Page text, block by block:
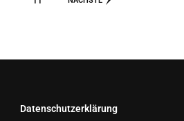
Beiträge
Datenschutzerklärung